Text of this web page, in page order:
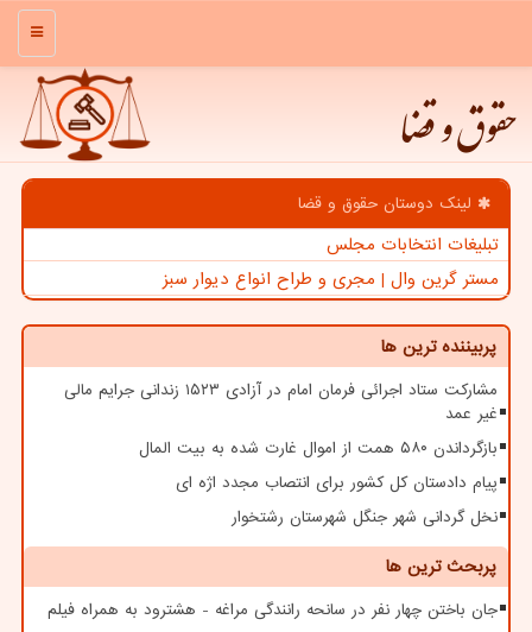
منو
حقوق و قضا
لینک دوستان حقوق و قضا
تبلیغات انتخابات مجلس
مستر گرین وال | مجری و طراح انواع دیوار سبز
پربیننده ترین ها
مشارکت ستاد اجرائی فرمان امام در آزادی ۱۵۲۳ زندانی جرایم مالی
غیر عمد
بازگرداندن ۵۸۰ همت از اموال غارت شده به بیت المال
پیام دادستان کل کشور برای انتصاب مجدد اژه ای
نخل گردانی شهر جنگل شهرستان رشتخوار
پربحث ترین ها
جان باختن چهار نفر در سانحه رانندگی مراغه - هشترود به همراه فیلم